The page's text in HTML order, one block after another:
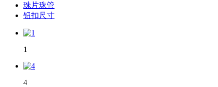
珠片珠管
钮扣尺寸
1
4